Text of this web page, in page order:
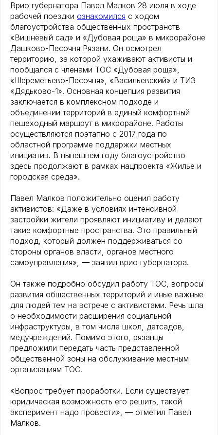
Врио губернатора Павел Малков 28 июля в ходе
рабочей поездки ознакомился с ходом
благоустройства общественных пространств
«Вишнёвый сад» и «Дубовая роща» в микрорайоне
Дашково-Песочня Рязани. Он осмотрел
территорию, за которой ухаживают активисты и
пообщался с членами ТОС «Дубовая роща»,
«Шереметьево-Песочня», «Васильевский» и ТИЗ
«Дядьково-1». Основная концепция развития
заключается в комплексном подходе и
объединении территорий в единый комфортный
пешеходный маршрут в микрорайоне. Работы
осуществляются поэтапно c 2017 года по
областной программе поддержки местных
инициатив. В нынешнем году благоустройство
здесь продолжают в рамках нацпроекта «Жилье и
городская среда».
Павел Малков положительно оценил работу
активистов: «Даже в условиях интенсивной
застройки жители проявляют инициативу и делают
такие комфортные пространства. Это правильный
подход, который должен поддерживаться со
стороны органов власти, органов местного
самоуправления», — заявил врио губернатора.
Он также подробно обсудил работу ТОС, вопросы
развития общественных территорий и иные важные
для людей тем на встрече с активистами. Речь шла
о необходимости расширения социальной
инфраструктуры, в том числе школ, детсадов,
медучреждений. Помимо этого, рязанцы
предложили передать часть представленной
общественной зоны на обслуживание местным
организациям ТОС.
«Вопрос требует проработки. Если существует
юридическая возможность его решить, такой
эксперимент надо провести», — отметил Павел
Малков.